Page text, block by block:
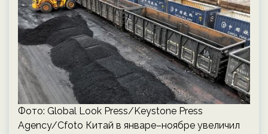
Фото: Global Look Press/Keystone Press
Agency/Cfoto Китай в январе–ноябре увеличил